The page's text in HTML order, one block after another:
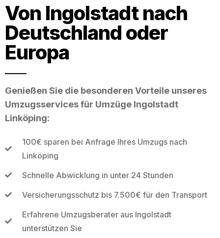
Von Ingolstadt nach
Deutschland oder
Europa
Genießen Sie die besonderen Vorteile unseres
Umzugsservices für Umzüge Ingolstadt
Linköping:
100€ sparen bei Anfrage Ihres Umzugs nach
Linköping
Schnelle Abwicklung in unter 24 Stunden
Versicherungsschutz bis 7.500€ für den Transport
Erfahrene Umzugsberater aus Ingolstadt
unterstützen Sie